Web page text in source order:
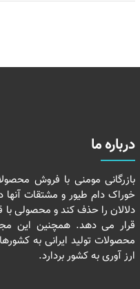
درباره ما
بازرگانی مومنی با فروش
خوراک دام طیور و مشتقات آنها
دلالان را حذف کند و محصولی با
قرار می دهد. همچنین این
محصولات تولید ایرانی به
ارز آوری به کشور بردارد.